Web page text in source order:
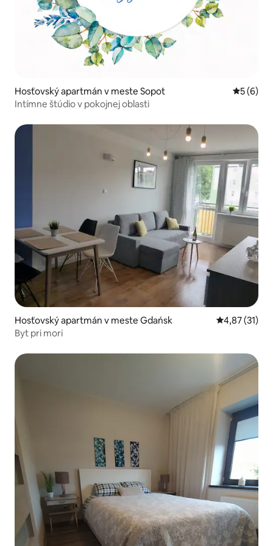
Hosťovský apartmán v meste Sopot
5 (6)
Intímne štúdio v pokojnej oblasti
Hosťovský apartmán v meste Gdańsk Priemerné
4,87 (31)
Byt pri mori